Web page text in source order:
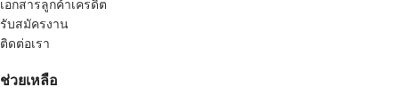
เอกสารลูกค้าเครดิต
รับสมัครงาน
ติดต่อเรา
ช่วยเหลือ